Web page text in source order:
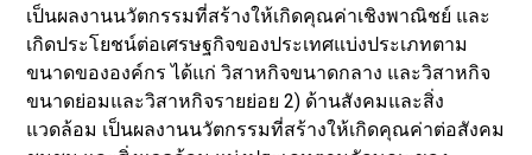
เป็นผลงานนวัตกรรมที่สร้างให้เกิดคุณค่าเชิงพาณิชย์ และ
เกิดประโยชน์ต่อเศรษฐกิจของประเทศแบ่งประเภทตาม
ขนาดขององค์กร ได้แก่ วิสาหกิจขนาดกลาง และวิสาหกิจ
ขนาดย่อมและวิสาหกิจรายย่อย 2) ด้านสังคมและสิ่ง
แวดล้อม เป็นผลงานนวัตกรรมที่สร้างให้เกิดคุณค่าต่อสังคม